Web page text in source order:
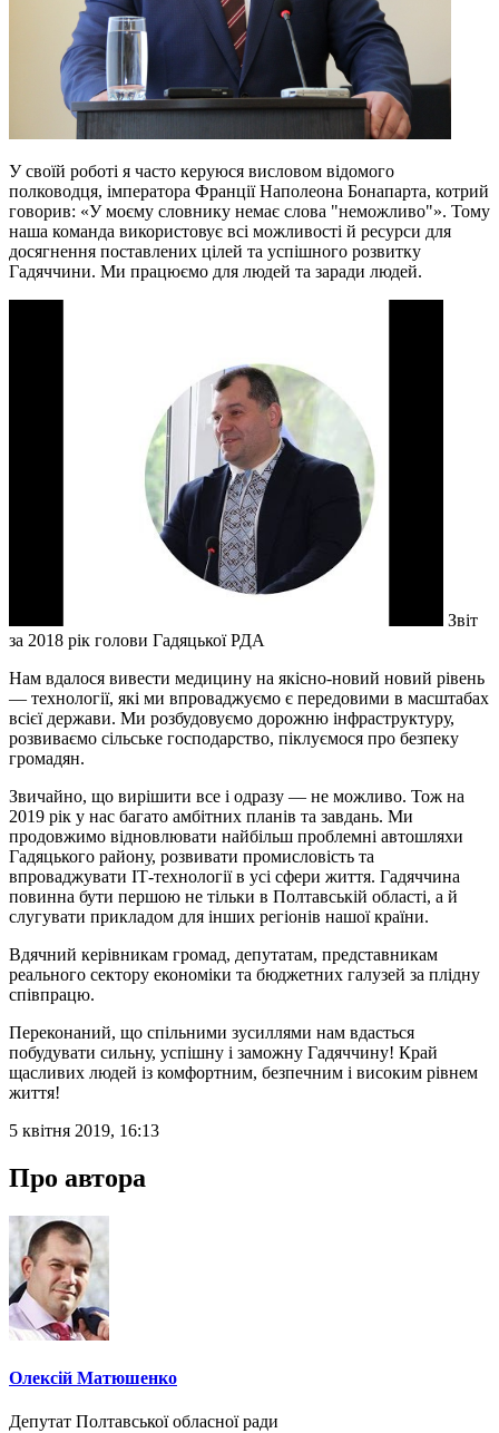
У своїй роботі я часто керуюся висловом відомого
полководця, імператора Франції Наполеона Бонапарта, котрий
говорив: «У моєму словнику немає слова "неможливо"». Тому
наша команда використовує всі можливості й ресурси для
досягнення поставлених цілей та успішного розвитку
Гадяччини. Ми працюємо для людей та заради людей.
Звіт
за 2018 рік голови Гадяцької РДА
Нам вдалося вивести медицину на якісно-новий новий рівень
— технології, які ми впроваджуємо є передовими в масштабах
всієї держави. Ми розбудовуємо дорожню інфраструктуру,
розвиваємо сільське господарство, піклуємося про безпеку
громадян.
Звичайно, що вирішити все і одразу — не можливо. Тож на
2019 рік у нас багато амбітних планів та завдань. Ми
продовжимо відновлювати найбільш проблемні автошляхи
Гадяцького району, розвивати промисловість та
впроваджувати ІТ-технології в усі сфери життя. Гадяччина
повинна бути першою не тільки в Полтавській області, а й
слугувати прикладом для інших регіонів нашої країни.
Вдячний керівникам громад, депутатам, представникам
реального сектору економіки та бюджетних галузей за плідну
співпрацю.
Переконаний, що спільними зусиллями нам вдасться
побудувати сильну, успішну і заможну Гадяччину! Край
щасливих людей із комфортним, безпечним і високим рівнем
життя!
5 квітня 2019, 16:13
Про автора
Олексій Матюшенко
Депутат Полтавської обласної ради